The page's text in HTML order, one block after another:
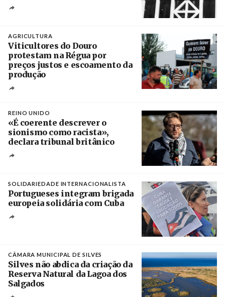
AGRICULTURA
Viticultores do Douro
protestam na Régua por
preços justos e escoamento da
produção
REINO UNIDO
«É coerente descrever o
sionismo como racista»,
declara tribunal britânico
SOLIDARIEDADE INTERNACIONALISTA
Portugueses integram brigada
europeia solidária com Cuba
CÂMARA MUNICIPAL DE SILVES
Silves não abdica da criação da
Reserva Natural da Lagoa dos
Salgados